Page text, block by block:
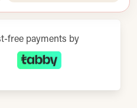
free payments by